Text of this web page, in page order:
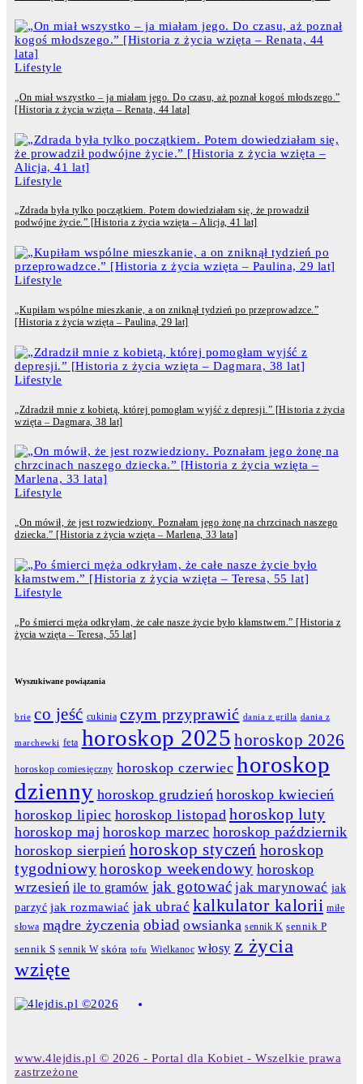
Lifestyle
„On miał wszystko – ja miałam jego. Do czasu, aż poznał kogoś młodszego.”
[Historia z życia wzięta – Renata, 44 lata]
Lifestyle
„Zdrada była tylko początkiem. Potem dowiedziałam się, że prowadził
podwójne życie.” [Historia z życia wzięta – Alicja, 41 lat]
Lifestyle
„Kupiłam wspólne mieszkanie, a on zniknął tydzień po przeprowadzce.”
[Historia z życia wzięta – Paulina, 29 lat]
Lifestyle
„Zdradził mnie z kobietą, której pomogłam wyjść z depresji.” [Historia z życia
wzięta – Dagmara, 38 lat]
Lifestyle
„On mówił, że jest rozwiedziony. Poznałam jego żonę na chrzcinach naszego
dziecka.” [Historia z życia wzięta – Marlena, 33 lata]
Lifestyle
„Po śmierci męża odkryłam, że całe nasze życie było kłamstwem.” [Historia z
życia wzięta – Teresa, 55 lat]
Wyszukiwane powiązania
brie co jeść cukinia czym przyprawić dania z grilla dania z
marchewki feta horoskop 2025 horoskop 2026
horoskop comiesięczny horoskop czerwiec horoskop
dzienny horoskop grudzień horoskop kwiecień
horoskop lipiec horoskop listopad horoskop luty
horoskop maj horoskop marzec horoskop październik
horoskop sierpień horoskop styczeń horoskop
tygodniowyhoroskop weekendowy horoskop
wrzesień ile to gramów jak gotować jak marynować jak
parzyć jak rozmawiać jak ubrać kalkulator kalorii miłe
słowa mądre życzenia obiad owsianka sennik K sennik P
sennik S sennik W skóra tofu Wielkanoc włosy z życia
wzięte
www.4lejdis.pl © 2026 - Portal dla Kobiet - Wszelkie prawa
zastrzeżone